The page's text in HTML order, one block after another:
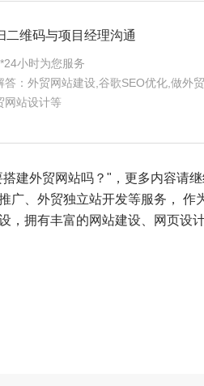
二维码与项目经理沟通
小时为您服务
答：外贸网站建设,谷歌SEO优化,做外
网站设计等
外贸网站吗？"，更多内容请
广、 外贸独立站开发等服务， 作
拥有丰富的网站建设、网页设